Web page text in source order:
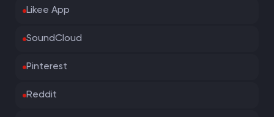
Likee App
SoundCloud
Pinterest
Reddit